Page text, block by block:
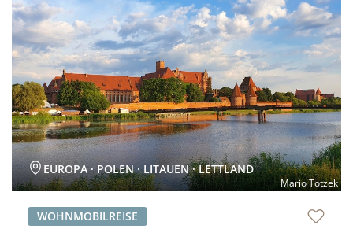
Neu
Mario Totzek
EUROPA · POLEN · LITAUEN · LETTLAND
WOHNMOBILREISE